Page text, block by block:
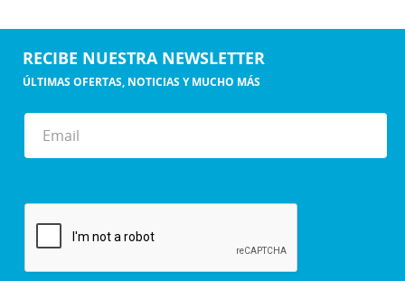
RECIBE NUESTRA NEWSLETTER
ÚLTIMAS OFERTAS, NOTICIAS Y MUCHO MÁS